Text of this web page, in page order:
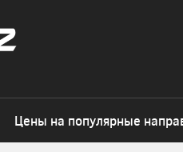
Цены на популярные